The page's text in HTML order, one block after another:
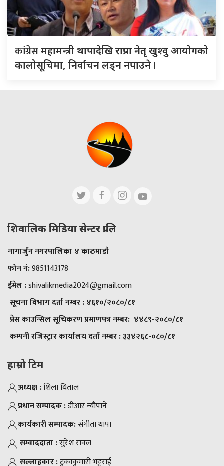
कांग्रेसमहामन्त्री थापादेखि राप्रपा नेतृ खुश्वु आयोगको
कालोसूचिमा, निर्वाचन लड्न नपाउने !
शिवालिक मिडिया सेन्टर प्रालि
नागार्जुन नगरपालिका ४ काठमाडौ
फोन नं:9851143178
ईमेल :shivalikmedia2024@gmail.com
सूचना विभाग दर्ता नम्बर :४६१०/२०८०/८१
प्रेस काउन्सिल सूचिकरण प्रमाणपत्र नम्बर: ४४८९-२०८०/८१
कम्पनी रजिस्ट्रार कार्यालय दर्ता नम्बर :३३४२६८-०८०/८१
हाम्रो टिम
अध्यक्ष :शिला धिताल
प्रधान सम्पादक :डीआर न्याैपाने
कार्यकारी सम्पादक:संगीता थापा
सम्वाददाता :सुरेश रावल
सल्लाहकार :टुकाकुमारी भट्टराई